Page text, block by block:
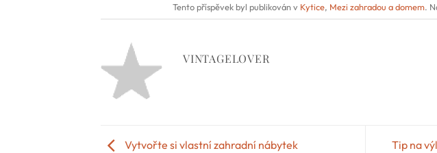
Tento příspěvek byl publikován v Kytice, Mezi zahradou a domem.
VINTAGELOVER
Vytvořte si vlastní zahradní nábytek Tip na